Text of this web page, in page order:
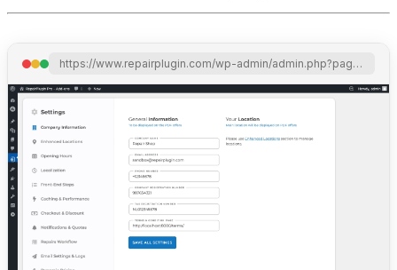
https://www.repairplugin.com/wp-admin/admin.php?page=wp_repair_settings&section=general_info